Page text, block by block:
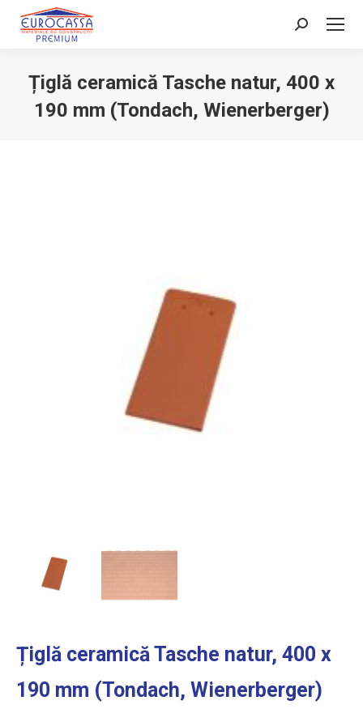
Search:
Țiglă ceramică Tasche natur, 400 x
190 mm (Tondach, Wienerberger)
Țiglă ceramică Tasche natur, 400 x
190 mm (Tondach, Wienerberger)